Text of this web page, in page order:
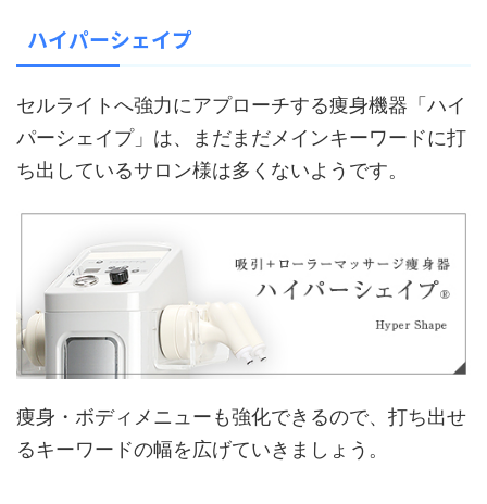
ハイパーシェイプ
セルライトへ強力にアプローチする痩身機器「ハイ
パーシェイプ」は、まだまだメインキーワードに打
ち出しているサロン様は多くないようです。
痩身・ボディメニューも強化できるので、打ち出せ
るキーワードの幅を広げていきましょう。